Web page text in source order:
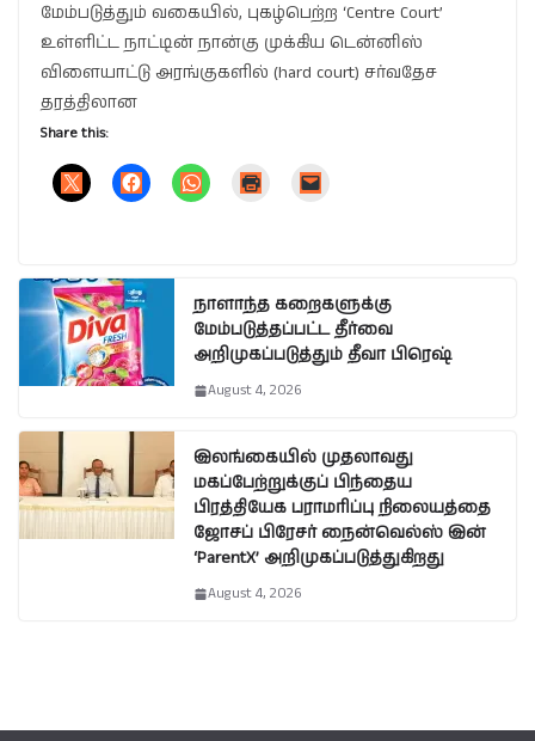
மேம்படுத்தும் வகையில், புகழ்பெற்ற ‘Centre Court’
உள்ளிட்ட நாட்டின் நான்கு முக்கிய டென்னிஸ்
விளையாட்டு அரங்குகளில் (hard court) சர்வதேச
தரத்திலான
Share this:
நாளாந்த கறைகளுக்கு
மேம்படுத்தப்பட்ட தீர்வை
அறிமுகப்படுத்தும் தீவா பிரெஷ்
August 4, 2026
இலங்கையில் முதலாவது
மகப்பேற்றுக்குப் பிந்தைய
பிரத்தியேக பராமரிப்பு நிலையத்தை
ஜோசப் பிரேசர் நைன்வெல்ஸ் இன்
‘ParentX’ அறிமுகப்படுத்துகிறது
August 4, 2026